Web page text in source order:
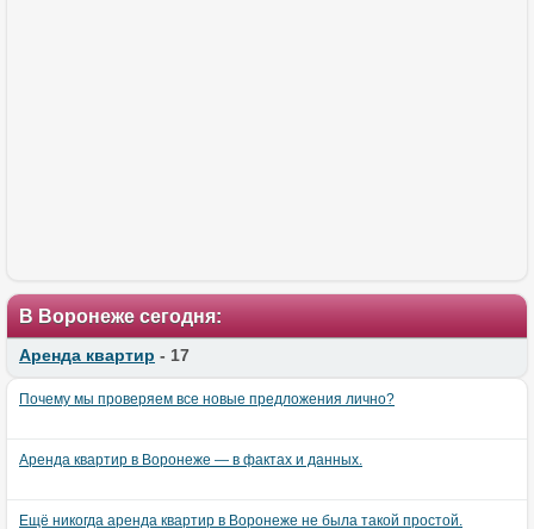
В Воронеже сегодня:
Аренда квартир - 17
Почему мы проверяем все новые предложения лично?
Аренда квартир в Воронеже — в фактах и данных.
Ещё никогда аренда квартир в Воронеже не была такой простой.